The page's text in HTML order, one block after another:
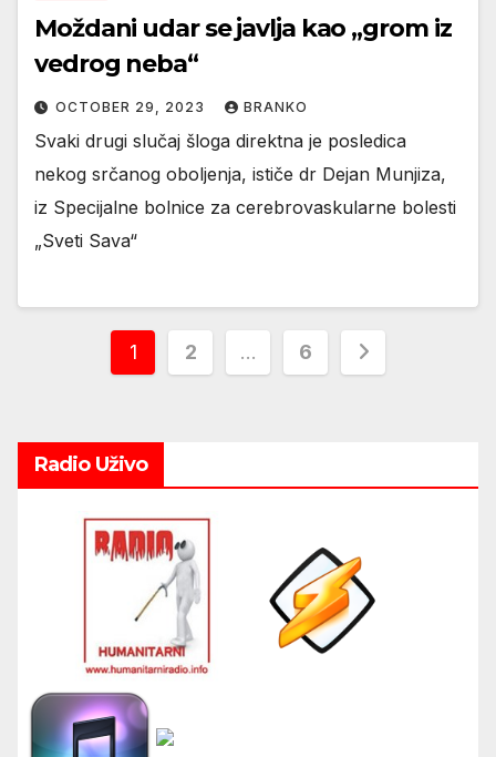
Moždani udar se javlja kao „grom iz
vedrog neba“
OCTOBER 29, 2023 BRANKO
Svaki drugi slučaj šloga direktna je posledica
nekog srčanog oboljenja, ističe dr Dejan Munjiza,
iz Specijalne bolnice za cerebrovaskularne bolesti
„Sveti Sava“
Posts
1 2 … 6
Radio Uživo